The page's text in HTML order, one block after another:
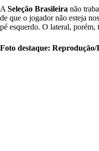
ASeleção Brasileira não
de que o jogador não esteja
pé esquerdo. O lateral, porém,
Foto destaque: